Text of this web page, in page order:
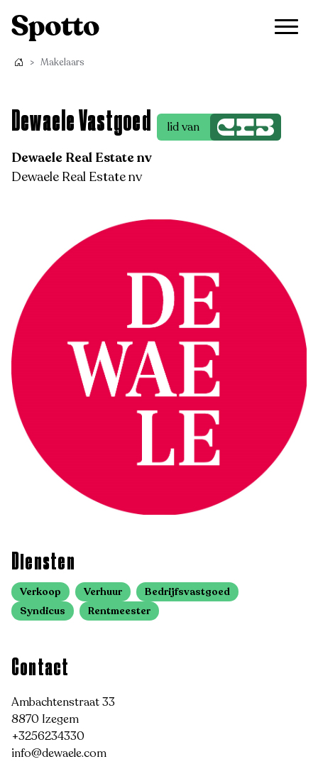
> Makelaars
Dewaele Vastgoed lid van
Dewaele Real Estate nv
Dewaele Real Estate nv
Diensten
Verkoop Verhuur
Bedrijfsvastgoed
Syndicus
Rentmeester
Contact
Ambachtenstraat 33
8870 Izegem
+3256234330
info@dewaele.com